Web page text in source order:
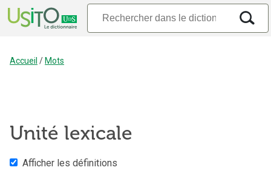
Accueil / Mots
Unité lexicale
Afficher les définitions